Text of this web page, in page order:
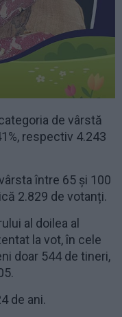
de vârstă
respectiv 4.243
între 65 și 100
2.829 de votanți.
al doilea al
la vot, în cele
doar 544 de tineri,
de ani.